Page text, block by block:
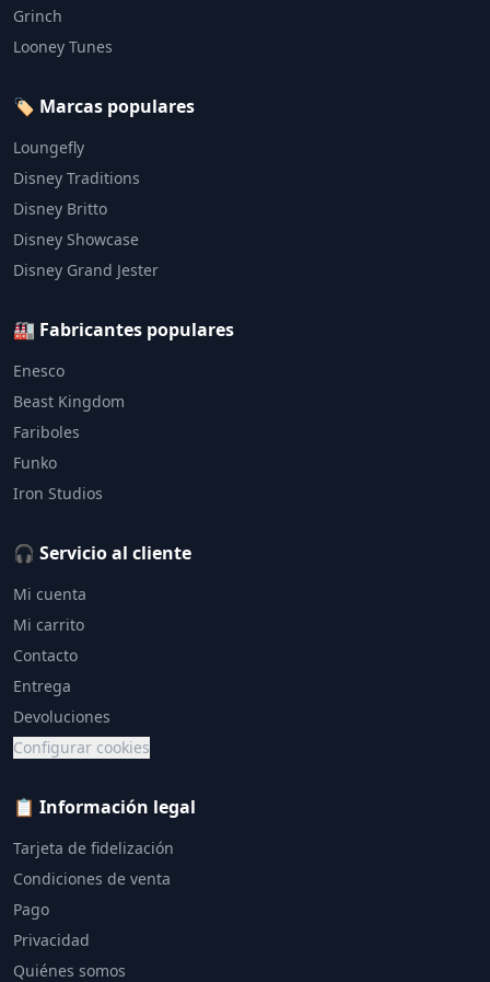
Grinch
Looney Tunes
🏷️ Marcas populares
Loungefly
Disney Traditions
Disney Britto
Disney Showcase
Disney Grand Jester
🏭 Fabricantes populares
Enesco
Beast Kingdom
Fariboles
Funko
Iron Studios
🎧 Servicio al cliente
Mi cuenta
Mi carrito
Contacto
Entrega
Devoluciones
Configurar cookies
📋 Información legal
Tarjeta de fidelización
Condiciones de venta
Pago
Privacidad
Quiénes somos